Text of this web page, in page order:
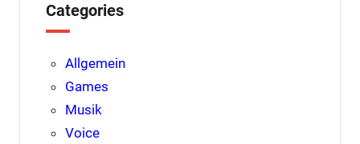
Categories
Allgemein
Games
Musik
Voice